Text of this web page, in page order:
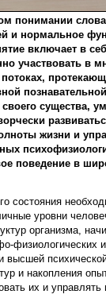
понимании слова
и нормальное
включает в
участвовать в
существа,
жизни и
поведение в
состояния
уровни
организма,
физиологических
высшей
и накопления
их и управлять